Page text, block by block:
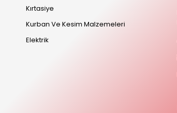
Kırtasiye
Kurban Ve Kesim Malzemeleri
Elektrik